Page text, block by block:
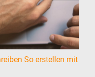
So erstellen mit